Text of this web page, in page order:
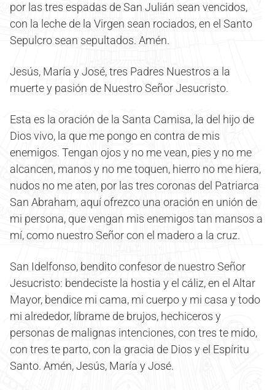
por las tres espadas de San Julián sean vencidos,
con la leche de la Virgen sean rociados, en el Santo
Sepulcro sean sepultados. Amén.
Jesús, María y José, tres Padres Nuestros a la
muerte y pasión de Nuestro Señor Jesucristo.
Esta es la oración de la Santa Camisa, la del hijo de
Dios vivo, la que me pongo en contra de mis
enemigos. Tengan ojos y no me vean, pies y no me
alcancen, manos y no me toquen, hierro no me hiera,
nudos no me aten, por las tres coronas del Patriarca
San Abraham, aquí ofrezco una oración en unión de
mi persona, que vengan mis enemigos tan mansos a
mí, como nuestro Señor con el madero a la cruz.
San Idelfonso, bendito confesor de nuestro Señor
Jesucristo: bendeciste la hostia y el cáliz, en el Altar
Mayor, bendice mi cama, mi cuerpo y mi casa y todo
mi alrededor, líbrame de brujos, hechiceros y
personas de malignas intenciones, con tres te mido,
con tres te parto, con la gracia de Dios y el Espíritu
Santo. Amén, Jesús, María y José.